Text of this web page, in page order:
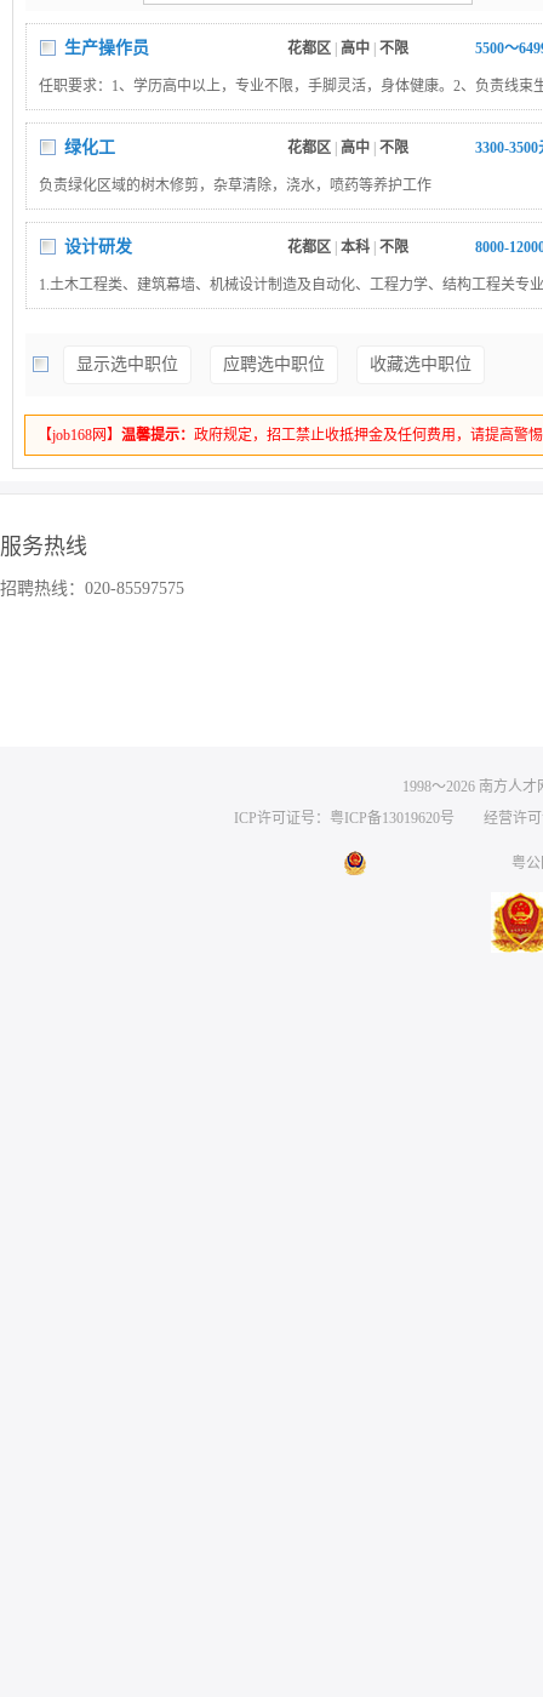
生产操作员 花都区 高中 不限 5500～
任职要求：1、学历高中以上，专业不限，手脚灵活，身体健康。2、负责线束
操作工（裁线、剥皮、端子压接、插束壳、缠布基胶带、线束终检测试），严
作业，确保产品质量达标。3、接受加班及两班倒。
绿化工 花都区 高中 不限 3300-3500
负责绿化区域的树木修剪，杂草清除，浇水，喷药等养护工作
设计研发 花都区 本科 不限 8000-
1.土木工程类、建筑幕墙、机械设计制造及自动化、工程力学、结构工程关专
墙施工方案设计、施工图纸深化，加工图绘制，下料等方面工作
显示选中职位 应聘选中职位 收藏选中职位
【job168网】 温馨提示： 政府规定，招工禁止收抵押金及任何费用，请提高警
服务热线
招聘热线：020-85597575
1998～2026 南方人才
ICP许可证号：粤ICP备13019620号 经营许可
粤公